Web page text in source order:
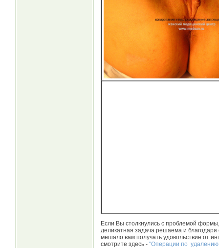
Если Вы столкнулись с проблемой
деликатная задача решаема и
мешало вам получать удовольствие от
смотрите здесь - "Операции по удалению